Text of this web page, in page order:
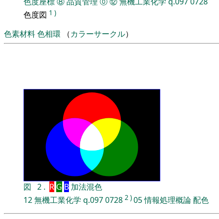
色度図 1 )
色素材料色相環 （カラーサークル）
図 2 . R G B 加法混色
12無機工業化学 q.0970728 2 )05情報処理概論配色